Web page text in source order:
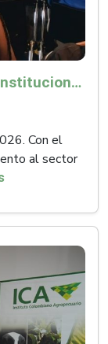
ICA Risaralda acercó su oferta institucional a productores y emprendedores en Expocamello
Con el
al sector